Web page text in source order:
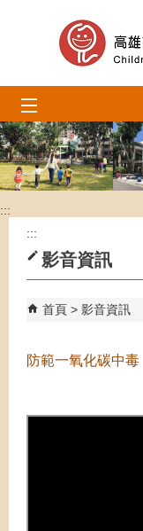
跳到主要內容區塊
:::
:::
影音資訊
首頁 影音資訊
防範一氧化碳中毒